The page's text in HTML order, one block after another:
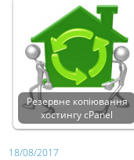
Резервне копіювання
хостингу cPanel
18/08/2017